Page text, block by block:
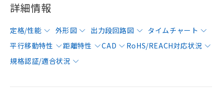
詳細情報
定格/性能 外形図 出力段回路図
タイムチャート
平行移動特性
距離特性 CAD
RoHS/REACH対応状況
規格認証/適合状況